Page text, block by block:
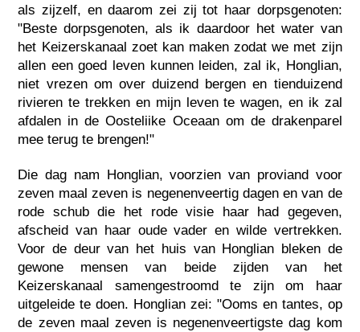
als zijzelf, en daarom zei zij tot haar dorpsgenoten:
"Beste dorpsgenoten, als ik daardoor het water van
het Keizerskanaal zoet kan maken zodat we met zijn
allen een goed leven kunnen leiden, zal ik, Honglian,
niet vrezen om over duizend bergen en tienduizend
rivieren te trekken en mijn leven te wagen, en ik zal
afdalen in de Oosteliike Oceaan om de drakenparel
mee terug te brengen!"
Die dag nam Honglian, voorzien van proviand voor
zeven maal zeven is negenenveertig dagen en van de
rode schub die het rode visie haar had gegeven,
afscheid van haar oude vader en wilde vertrekken.
Voor de deur van het huis van Honglian bleken de
gewone mensen van beide zijden van het
Keizerskanaal samengestroomd te zijn om haar
uitgeleide te doen. Honglian zei: "Ooms en tantes, op
de zeven maal zeven is negenenveertigste dag kom